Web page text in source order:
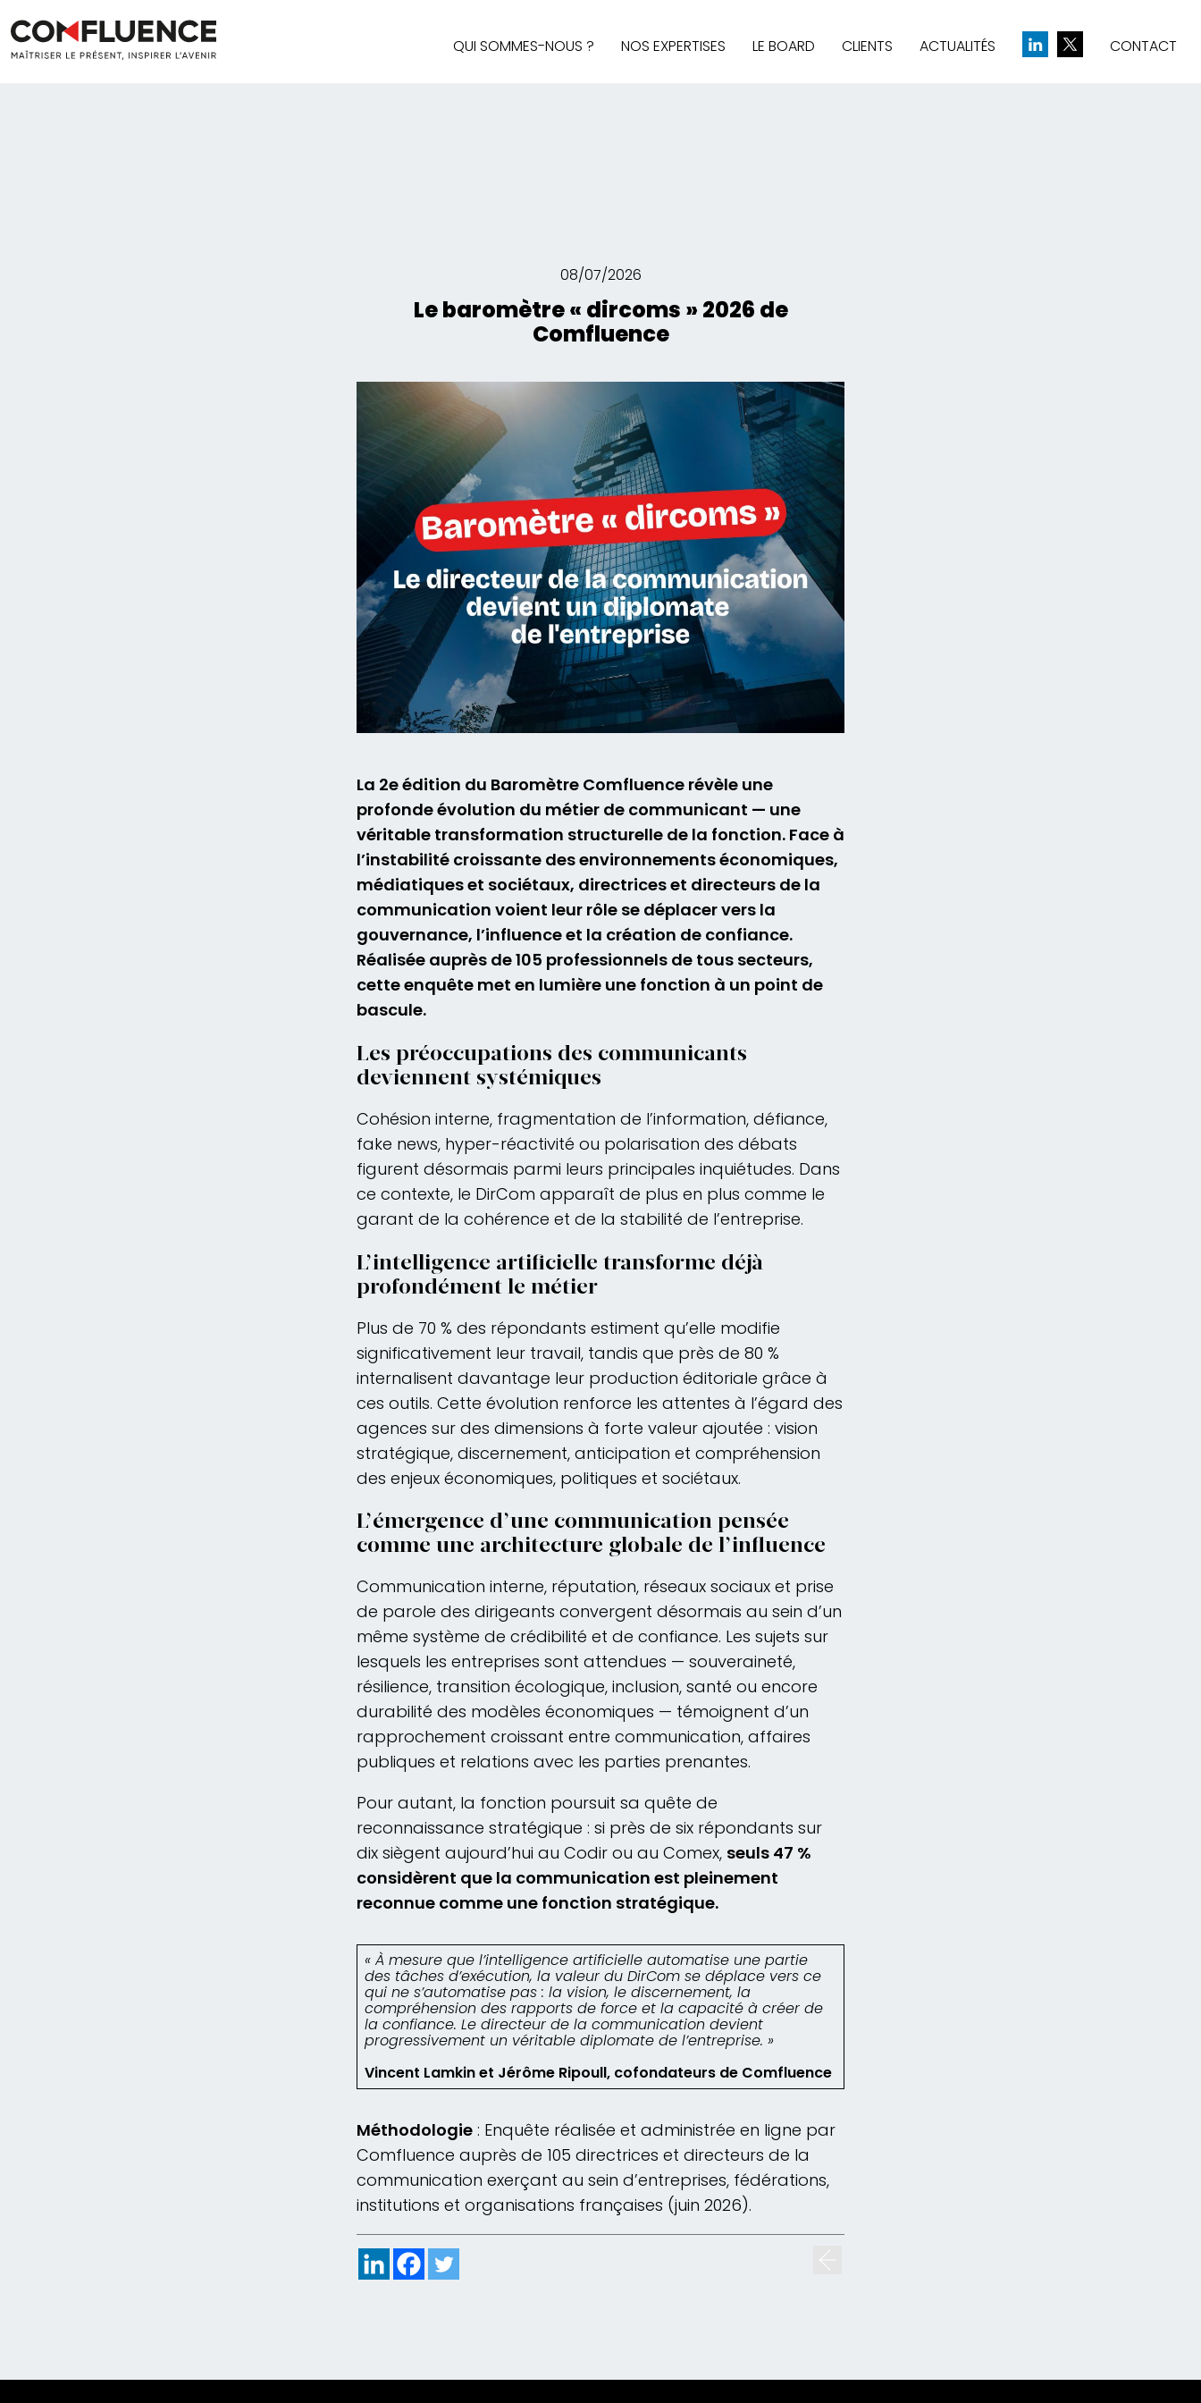
QUI SOMMES-NOUS ?
NOS EXPERTISES
LE BOARD CLIENTS ACTUALITÉS CONTACT
08/07/2026
Le baromètre « dircoms » 2026 de
Comfluence
La 2e édition du Baromètre Comfluence révèle une
profonde évolution du métier de communicant — une
véritable transformation structurelle de la fonction. Face à
l’instabilité croissante des environnements économiques,
médiatiques et sociétaux, directrices et directeurs de la
communication voient leur rôle se déplacer vers la
gouvernance, l’influence et la création de confiance.
Réalisée auprès de 105 professionnels de tous secteurs,
cette enquête met en lumière une fonction à un point de
bascule.
Les préoccupations des communicants
deviennent systémiques
Cohésion interne, fragmentation de l’information, défiance,
fake news, hyper-réactivité ou polarisation des débats
figurent désormais parmi leurs principales inquiétudes. Dans
ce contexte, le DirCom apparaît de plus en plus comme le
garant de la cohérence et de la stabilité de l’entreprise.
L’intelligence artificielle transforme déjà
profondément le métier
Plus de 70 % des répondants estiment qu’elle modifie
significativement leur travail, tandis que près de 80 %
internalisent davantage leur production éditoriale grâce à
ces outils. Cette évolution renforce les attentes à l’égard des
agences sur des dimensions à forte valeur ajoutée : vision
stratégique, discernement, anticipation et compréhension
des enjeux économiques, politiques et sociétaux.
L’émergence d’une communication pensée
comme une architecture globale de l’influence
Communication interne, réputation, réseaux sociaux et prise
de parole des dirigeants convergent désormais au sein d’un
même système de crédibilité et de confiance. Les sujets sur
lesquels les entreprises sont attendues — souveraineté,
résilience, transition écologique, inclusion, santé ou encore
durabilité des modèles économiques — témoignent d’un
rapprochement croissant entre communication, affaires
publiques et relations avec les parties prenantes.
Pour autant, la fonction poursuit sa quête de
reconnaissance stratégique : si près de six répondants sur
dix siègent aujourd’hui au Codir ou au Comex, seuls 47 %
considèrent que la communication est pleinement
reconnue comme une fonction stratégique.
« À mesure que l’intelligence artificielle automatise une partie
des tâches d’exécution, la valeur du DirCom se déplace vers ce
qui ne s’automatise pas : la vision, le discernement, la
compréhension des rapports de force et la capacité à créer de
la confiance. Le directeur de la communication devient
progressivement un véritable diplomate de l’entreprise. »
Vincent Lamkin et Jérôme Ripoull, cofondateurs de Comfluence
Méthodologie : Enquête réalisée et administrée en ligne par
Comfluence auprès de 105 directrices et directeurs de la
communication exerçant au sein d’entreprises, fédérations,
institutions et organisations françaises (juin 2026).